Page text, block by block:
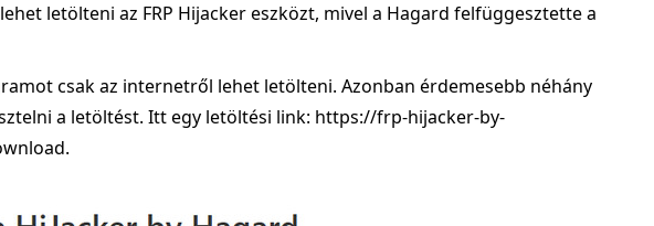
letölteni az FRP Hijacker eszközt, mivel a Hagard felfüggesztette a
csak az internetről lehet letölteni. Azonban érdemesebb néhány
a letöltést. Itt egy letöltési link: https://frp-hijacker-by-